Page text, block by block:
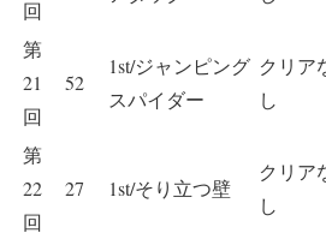
回
第
21
回
52
1st/ジャンピング
スパイダー
クリア
し
第
22
回
27 1st/そり立つ壁
クリア
し